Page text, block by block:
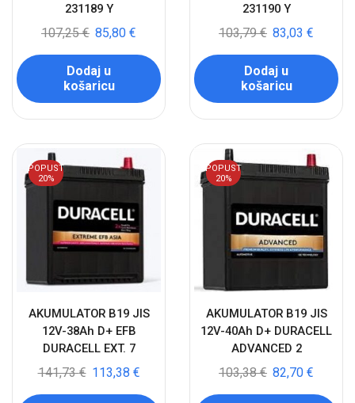
231189 Y
107,25€ 85,80 €
Dodaj u
košaricu
231190 Y
103,79€ 83,03 €
Dodaj u
košaricu
POPUST
20%
AKUMULATOR B19 JIS
12V-38Ah D+ EFB
DURACELL EXT. 7
141,73€ 113,38 €
POPUST
20%
AKUMULATOR B19 JIS
12V-40Ah D+ DURACELL
ADVANCED 2
103,38€ 82,70 €